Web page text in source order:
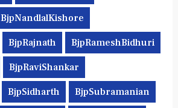
BjpNandlalKishore
BjpRajnath BjpRameshBidhuri
BjpRaviShankar
BjpSidharth BjpSubramanian